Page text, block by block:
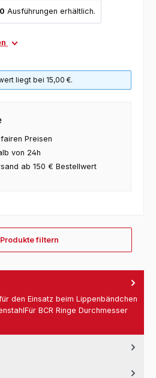
Ausführungen erhältlich.
liegt bei 15,00 €.
Preisen
von 24h
ab 150 € Bestellwert
Produkte filtern
den Einsatz beim Lippenbändchen
BCR Ringe Durchmesser